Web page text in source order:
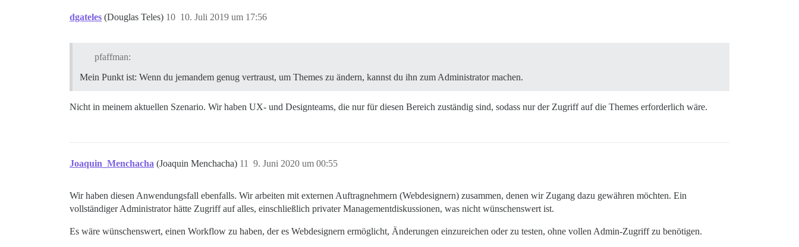
dgateles (Douglas Teles) 10. Juli 2019 um 17:56
10
pfaffman:
Mein Punkt ist: Wenn du jemandem genug vertraust, um Themes zu ändern, kannst du ihn zum Administrator machen.
Nicht in meinem aktuellen Szenario. Wir haben UX- und Designteams, die nur für diesen Bereich zuständig sind, sodass nur der Zugriff auf die Themes erforderlich wäre.
Joaquin_Menchacha (Joaquin Menchacha) 9. Juni 2020 um 00:55
11
Wir haben diesen Anwendungsfall ebenfalls. Wir arbeiten mit externen Auftragnehmern (Webdesignern) zusammen, denen wir Zugang dazu gewähren möchten. Ein
vollständiger Administrator hätte Zugriff auf alles, einschließlich privater Managementdiskussionen, was nicht wünschenswert ist.
Es wäre wünschenswert, einen Workflow zu haben, der es Webdesignern ermöglicht, Änderungen einzureichen oder zu testen, ohne vollen Admin-Zugriff zu benötigen.